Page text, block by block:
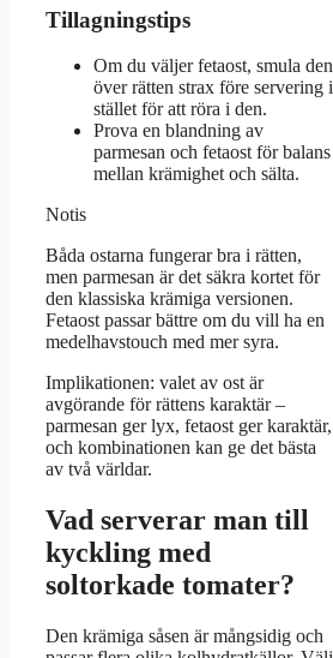
Tillagningstips
Om du väljer fetaost, smula den
över rätten strax före servering i
stället för att röra i den.
Prova en blandning av
parmesan och fetaost för balans
mellan krämighet och sälta.
Notis
Båda ostarna fungerar bra i rätten,
men parmesan är det säkra kortet för
den klassiska krämiga versionen.
Fetaost passar bättre om du vill ha en
medelhavstouch med mer syra.
Implikationen: valet av ost är
avgörande för rättens karaktär –
parmesan ger lyx, fetaost ger karaktär,
och kombinationen kan ge det bästa
av två världar.
Vad serverar man till
kyckling med
soltorkade tomater?
Den krämiga såsen är mångsidig och